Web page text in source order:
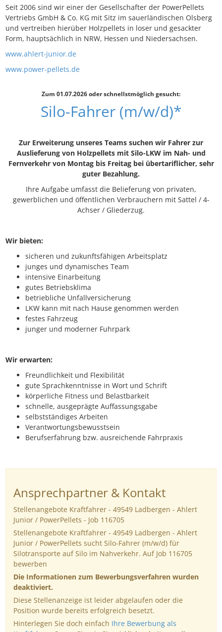
Seit 2006 sind wir einer der Gesellschafter der PowerPellets
Vertriebs GmbH & Co. KG mit Sitz im sauerländischen Olsberg
und vertreiben hierüber Holzpellets in loser und gesackter
Form, hauptsächlich in NRW, Hessen und Niedersachsen.
www.ahlert-junior.de
www.power-pellets.de
Zum 01.07.2026 oder schnellstmöglich gesucht:
Silo-Fahrer (m/w/d)*
Zur Erweiterung unseres Teams suchen wir Fahrer zur
Auslieferung von Holzpellets mit Silo-LKW im Nah- und
Fernverkehr von Montag bis Freitag bei übertariflicher, sehr
guter Bezahlung.
Ihre Aufgabe umfasst die Belieferung von privaten,
gewerblichen und öffentlichen Verbrauchern mit Sattel / 4-
Achser / Gliederzug.
Wir bieten:
sicheren und zukunftsfähigen Arbeitsplatz
junges und dynamisches Team
intensive Einarbeitung
gutes Betriebsklima
betriebliche Unfallversicherung
LKW kann mit nach Hause genommen werden
festes Fahrzeug
junger und moderner Fuhrpark
Wir erwarten:
Freundlichkeit und Flexibilität
gute Sprachkenntnisse in Wort und Schrift
körperliche Fitness und Belastbarkeit
schnelle, ausgeprägte Auffassungsgabe
selbstständiges Arbeiten
Verantwortungsbewusstsein
Berufserfahrung bzw. ausreichende Fahrpraxis
Ansprechpartner & Kontakt
Stellenangebote Kraftfahrer - 49549 Ladbergen - Ahlert
Junior / PowerPellets - Job 116705
Stellenangebote Kraftfahrer - 49549 Ladbergen - Ahlert
Junior / PowerPellets sucht Silo-Fahrer (m/w/d) für
Silotransporte auf Silo im Nahverkehr. Auf Job 116705
bewerben
Die Informationen zum Bewerbungsverfahren wurden
deaktiviert.
Diese Stellenanzeige ist leider abgelaufen oder die
Position wurde bereits erfolgreich besetzt.
Hinterlegen Sie doch einfach Ihre Bewerbung als